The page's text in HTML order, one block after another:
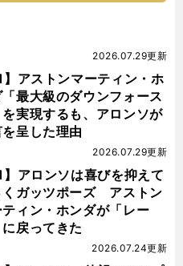
】アストンマーティン・ホ
「最大級のダウンフォース
実現するも、アロンソが
呈した理由
2026.07.29更新
】アロンソは喜びを抑えて
くガッツポーズ アストン
ティン・ホンダが「レー
戻ってきた
2026.07.29更新
2026.07.24更新